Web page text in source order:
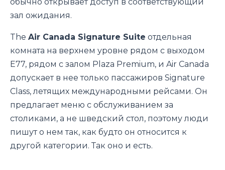
зал ожидания.
The Air Canada Signature Suite отдельная
комната на верхнем уровне рядом с выходом
E77, рядом с залом Plaza Premium, и Air Canada
допускает в нее только пассажиров Signature
Class, летящих международными рейсами. Он
предлагает меню с обслуживанием за
столиками, а не шведский стол, поэтому люди
пишут о нем так, как будто он относится к
другой категории. Так оно и есть.